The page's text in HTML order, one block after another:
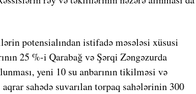
potensialından istifadə məsələsi xüsusi
25 %-i Qarabağ və Şərqi Zəngəzurda
yeni 10 su anbarının tikilməsi və
sahədə suvarılan torpaq sahələrinin 300